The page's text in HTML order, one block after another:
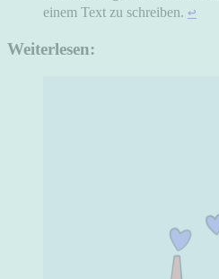
einem Text zu schreiben. ↩
Weiterlesen: